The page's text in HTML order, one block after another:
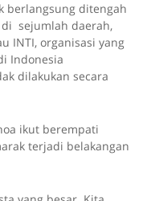
berlangsung ditengah
sejumlah daerah,
INTI, organisasi yang
Indonesia
dilakukan secara
ikut berempati
terjadi belakangan